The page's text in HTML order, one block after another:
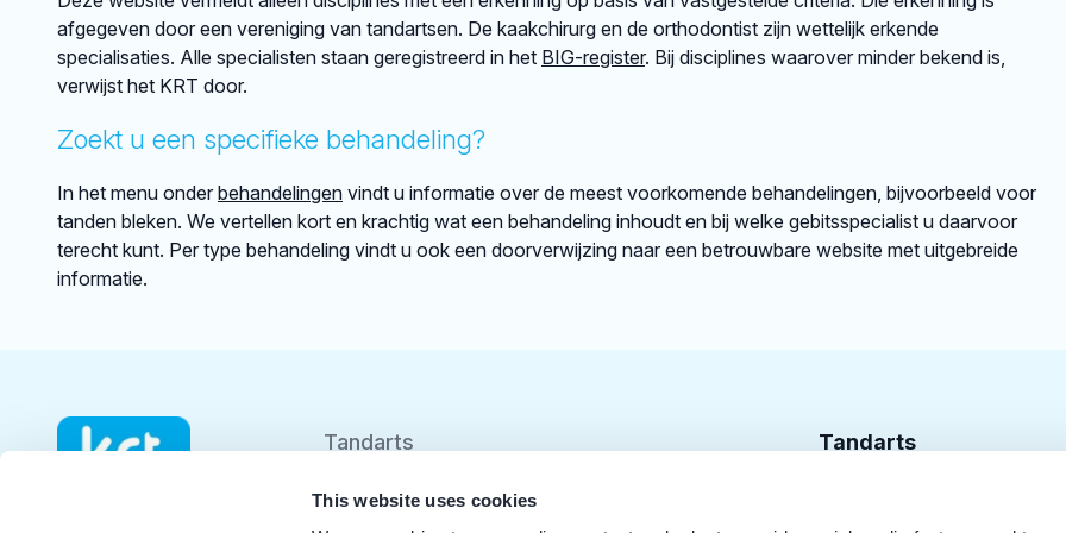
This website uses cookies
afgegeven door een vereniging van tandartsen. De kaakchirurg en de orthodontist zijn wettelijk erkende
specialisaties. Alle specialisten staan geregistreerd in het BIG-register. Bij disciplines waarover minder bekend is,
verwijst het KRT door.
Zoekt u een specifieke behandeling?
In het menu onder behandelingen vindt u informatie over de meest voorkomende behandelingen, bijvoorbeeld voor
tanden bleken. We vertellen kort en krachtig wat een behandeling inhoudt en bij welke gebitsspecialist u daarvoor
terecht kunt. Per type behandeling vindt u ook een doorverwijzing naar een betrouwbare website met uitgebreide
informatie.
Tandarts
Student
Tandarts